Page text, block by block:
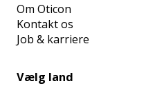
Om Oticon
Kontakt os
Job & karriere
Vælg land